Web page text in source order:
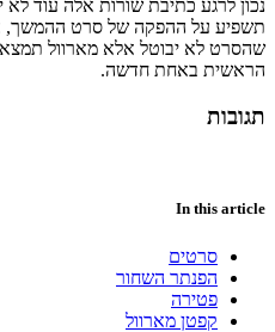
נכון לרגע כתיבת שורות אלה עוד לא
תשפיע על ההפקה של סרט ההמשך,
שהסרט לא יבוטל אלא מארוול
הראשית באחת חדשה.
תגובות
In this article
סרטים
הפנתר השחור
פטירה
קפטן מארוול